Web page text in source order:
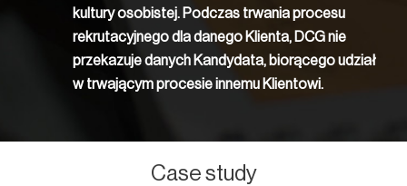
kultury osobistej. Podczas trwania procesu
rekrutacyjnego dla danego Klienta, DCG nie
przekazuje danych Kandydata, biorącego udział
w trwającym procesie innemu Klientowi.
Case study